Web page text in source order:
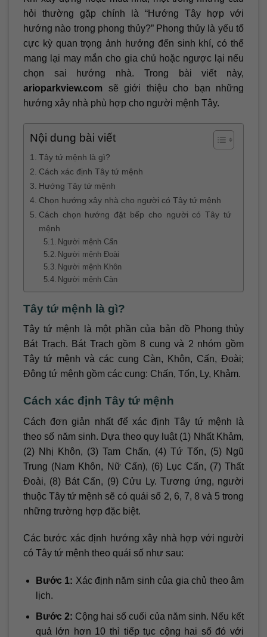
hỏi thường gặp chính là “Hướng Tây hợp với
hướng nào trong phong thủy?” Phong thủy là yếu tố
cực kỳ quan trọng ảnh hưởng đến sinh khí, có thể
mang lại may mắn cho gia chủ hoặc ngược lại nếu
chọn sai hướng nhà. Trong bài viết này,
arioparkview.com sẽ giới thiệu cho bạn những
hướng xây nhà phù hợp cho người mệnh Tây.
Nội dung bài viết
Tây tứ mệnh là gì?
Cách xác định Tây tứ mệnh
Hướng Tây tứ mệnh
Chọn hướng xây nhà cho người có Tây tứ mệnh
Cách chọn hướng đặt bếp cho người có Tây tứ
mệnh
Người mệnh Cấn
Người mệnh Đoài
Người mệnh Khôn
Người mệnh Càn
Tây tứ mệnh là gì?
Tây tứ mệnh là một phần của bản đồ Phong thủy
Bát Trạch. Bát Trạch gồm 8 cung và 2 nhóm gồm
Tây tứ mệnh và các cung Càn, Khôn, Cấn, Đoài;
Đông tứ mệnh gồm các cung: Chấn, Tốn, Ly, Khảm.
Cách xác định Tây tứ mệnh
Cách đơn giản nhất để xác định Tây tứ mệnh là
theo số năm sinh. Dựa theo quy luật (1) Nhất Khảm,
(2) Nhị Khôn, (3) Tam Chấn, (4) Tứ Tốn, (5) Ngũ
Trung (Nam Khôn, Nữ Cấn), (6) Lục Cấn, (7) Thất
Đoài, (8) Bát Cấn, (9) Cửu Ly. Tương ứng, người
thuộc Tây tứ mệnh sẽ có quái số 2, 6, 7, 8 và 5 trong
những trường hợp đặc biệt.
Các bước xác định hướng xây nhà hợp với người
có Tây tứ mệnh theo quái số như sau:
Bước 1: Xác định năm sinh của gia chủ theo âm
lịch.
Bước 2: Cộng hai số cuối của năm sinh. Nếu kết
quả lớn hơn 10 thì tiếp tục cộng hai số đó với